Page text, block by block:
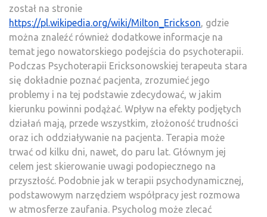
został na stronie
https://pl.wikipedia.org/wiki/Milton_Erickson, gdzie
można znaleźć również dodatkowe informacje na
temat jego nowatorskiego podejścia do psychoterapii.
Podczas Psychoterapii Ericksonowskiej terapeuta stara
się dokładnie poznać pacjenta, zrozumieć jego
problemy i na tej podstawie zdecydować, w jakim
kierunku powinni podążać. Wpływ na efekty podjętych
działań mają, przede wszystkim, złożoność trudności
oraz ich oddziaływanie na pacjenta. Terapia może
trwać od kilku dni, nawet, do paru lat. Głównym jej
celem jest skierowanie uwagi podopiecznego na
przyszłość. Podobnie jak w terapii psychodynamicznej,
podstawowym narzędziem współpracy jest rozmowa
w atmosferze zaufania. Psycholog może zlecać